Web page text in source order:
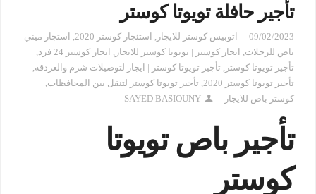
تأجير حافلة تويوتا كوستر
09/02/2023 اتوبيس كوستر للايجار استئجار كوستر 2020
استجار ميني
باص للرحلات ايجار كوستر | تويوتا كوستر للايجار ايجار كوستر 24 فرد
تأجير تويوتا كوستر
تأجير تويوتا كوستر | ايجار لتوصيلات شرم والغردقة
تأجير تويوتا كوستر 2020
تأجير تويوتا كوستر لتنقل بين المحافظات
كوستر باص للايجار
SAYED BASIOUNY
تأجير باص تويوتا
كوستر